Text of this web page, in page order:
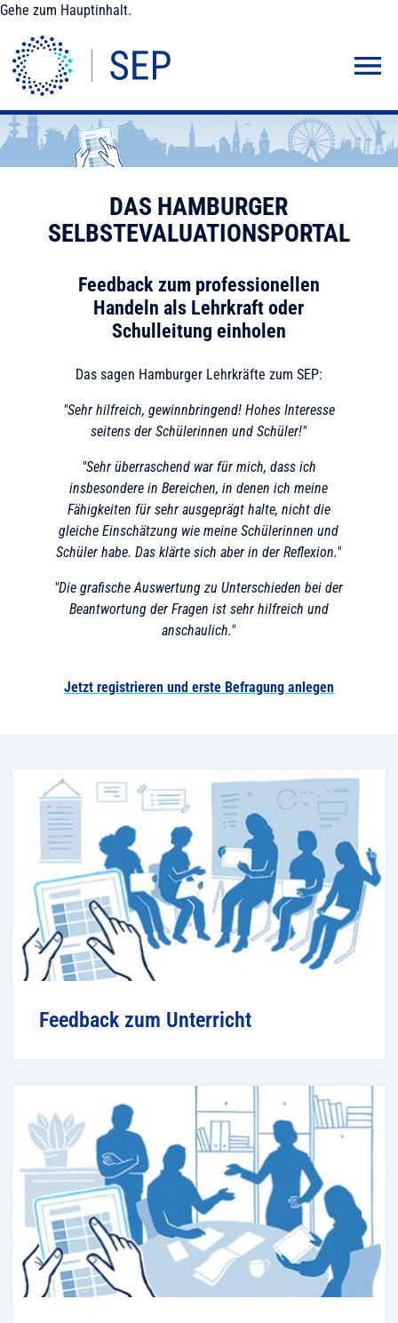
Gehe zum Hauptinhalt.
DAS HAMBURGER
SELBSTEVALUATIONS­PORTAL
Feedback zum professionellen
Handeln als Lehrkraft oder
Schulleitung einholen
Das sagen Hamburger Lehrkräfte zum SEP:
"Sehr hilfreich, gewinnbringend! Hohes Interesse
seitens der Schülerinnen und Schüler!"
"Sehr überraschend war für mich, dass ich
insbesondere in Bereichen, in denen ich meine
Fähigkeiten für sehr ausgeprägt halte, nicht die
gleiche Einschätzung wie meine Schülerinnen und
Schüler habe. Das klärte sich aber in der Reflexion."
"Die grafische Auswertung zu Unterschieden bei der
Beantwortung der Fragen ist sehr hilfreich und
anschaulich."
Jetzt registrieren und erste Befragung anlegen
Feedback zum Unterricht